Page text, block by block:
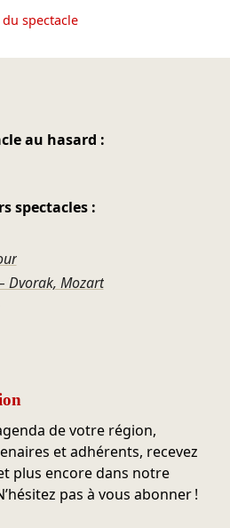
spectacle
au hasard :
spectacles :
Dvorak, Mozart
de votre région,
et adhérents, recevez
plus encore dans notre
pas à vous abonner !